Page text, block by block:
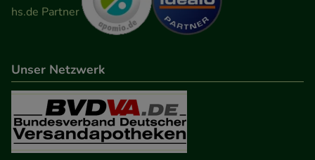
Unser Netzwerk